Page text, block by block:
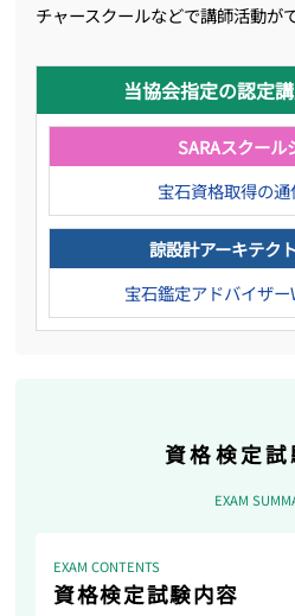
チャースクールなどで講師活動が
当協会指定の認定
SARAスクール
宝石資格取得の
諒設計アーキテク
宝石鑑定アドバイザ
資格検定
EXAM
EXAM CONTENTS
資格検定試験内容